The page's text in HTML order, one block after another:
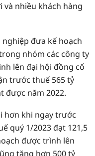
và nhiều khách hàng
nghiệp đưa kế hoạch
nhóm các công ty
lên đại hội đồng cổ
trước thuế 565 tỷ
được năm 2022.
hơn khi ngay trước
quý 1/2023 đạt 121,5
được trình lên
tăng hơn 500 tỷ